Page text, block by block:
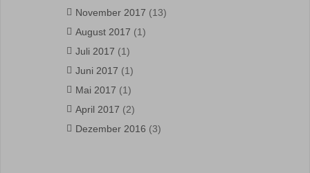
November 2017 (13)
August 2017 (1)
Juli 2017 (1)
Juni 2017 (1)
Mai 2017 (1)
April 2017 (2)
Dezember 2016 (3)